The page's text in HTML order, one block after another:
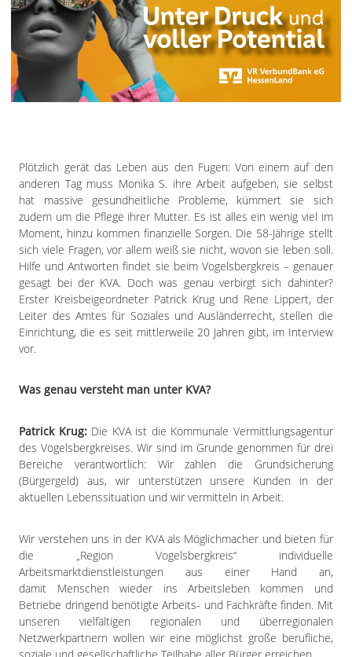
Plötzlich gerät das Leben aus den Fugen: Von einem auf den
anderen Tag muss Monika S. ihre Arbeit aufgeben, sie selbst
hat massive gesundheitliche Probleme, kümmert sie sich
zudem um die Pflege ihrer Mutter. Es ist alles ein wenig viel im
Moment, hinzu kommen finanzielle Sorgen. Die 58-Jährige stellt
sich viele Fragen, vor allem weiß sie nicht, wovon sie leben soll.
Hilfe und Antworten findet sie beim Vogelsbergkreis – genauer
gesagt bei der KVA. Doch was genau verbirgt sich dahinter?
Erster Kreisbeigeordneter Patrick Krug und Rene Lippert, der
Leiter des Amtes für Soziales und Ausländerrecht, stellen die
Einrichtung, die es seit mittlerweile 20 Jahren gibt, im Interview
vor.
Was genau versteht man unter KVA?
Patrick Krug:Die KVA ist die Kommunale Vermittlungsagentur
des Vogelsbergkreises. Wir sind im Grunde genommen für drei
Bereiche verantwortlich: Wir zahlen die Grundsicherung
(Bürgergeld) aus, wir unterstützen unsere Kunden in der
aktuellen Lebenssituation und wir vermitteln in Arbeit.
Wir verstehen uns in der KVA als Möglichmacher und bieten für
die „Region Vogelsbergkreis“ individuelle
Arbeitsmarktdienstleistungen aus einer Hand an,
damit Menschen wieder ins Arbeitsleben kommen und
Betriebe dringend benötigte Arbeits- und Fachkräfte finden. Mit
unseren vielfältigen regionalen und überregionalen
Netzwerkpartnern wollen wir eine möglichst große berufliche,
soziale und gesellschaftliche Teilhabe aller Bürger erreichen.